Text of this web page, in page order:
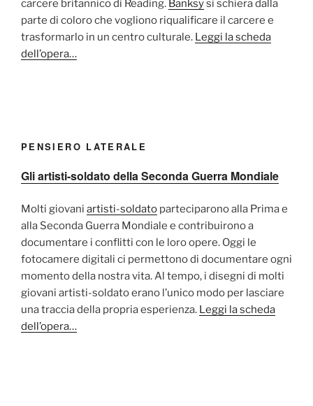
carcere britannico di Reading. Banksysi schiera dalla
parte di coloro che vogliono riqualificare il carcere e
trasformarlo in un centro culturale. Leggi la scheda
dell’opera…
PENSIERO LATERALE
Gli artisti-soldato della Seconda Guerra Mondiale
Molti giovani artisti-soldato parteciparono alla Prima e
alla Seconda Guerra Mondiale e contribuirono a
documentare i conflitti con le loro opere. Oggi le
fotocamere digitali ci permettono di documentare ogni
momento della nostra vita. Al tempo, i disegni di molti
giovani artisti-soldato erano l’unico modo per lasciare
una traccia della propria esperienza. Leggi la scheda
dell’opera…